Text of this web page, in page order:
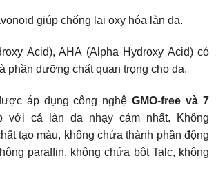
giúp chống lại oxy hóa làn da.
Acid), AHA (Alpha Hydroxy Acid) có
phần dưỡng chất quan trọng cho da.
áp dụng công nghệGMO-free và 7
với cả làn da nhạy cảm nhất. Không
tạo màu, không chứa thành phần động
paraffin, không chứa bột Talc, không